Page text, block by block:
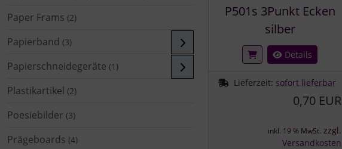
Paper Frams (2)
Papierband (3)
Papierschneidegeräte (1)
Plastikartikel (2)
Poesiebilder (3)
Prägeboards (4)
P501s 3Punkt Ecken
silber
Details
Lieferzeit: sofort lieferbar
0,70 EUR
inkl. 19 % MwSt. zzgl.
Versandkosten